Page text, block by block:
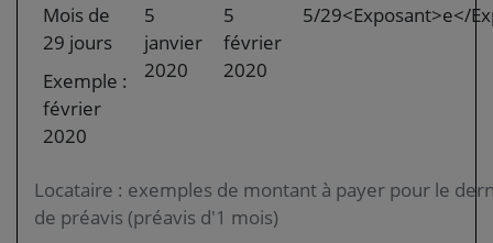
Locataire : exemples de montant à payer pour le
de préavis (préavis d'1 mois)
Mois de
29 jours
Exemple :
février
2020
5
janvier
2020
5
février
2020
5/29<Exposant>e</